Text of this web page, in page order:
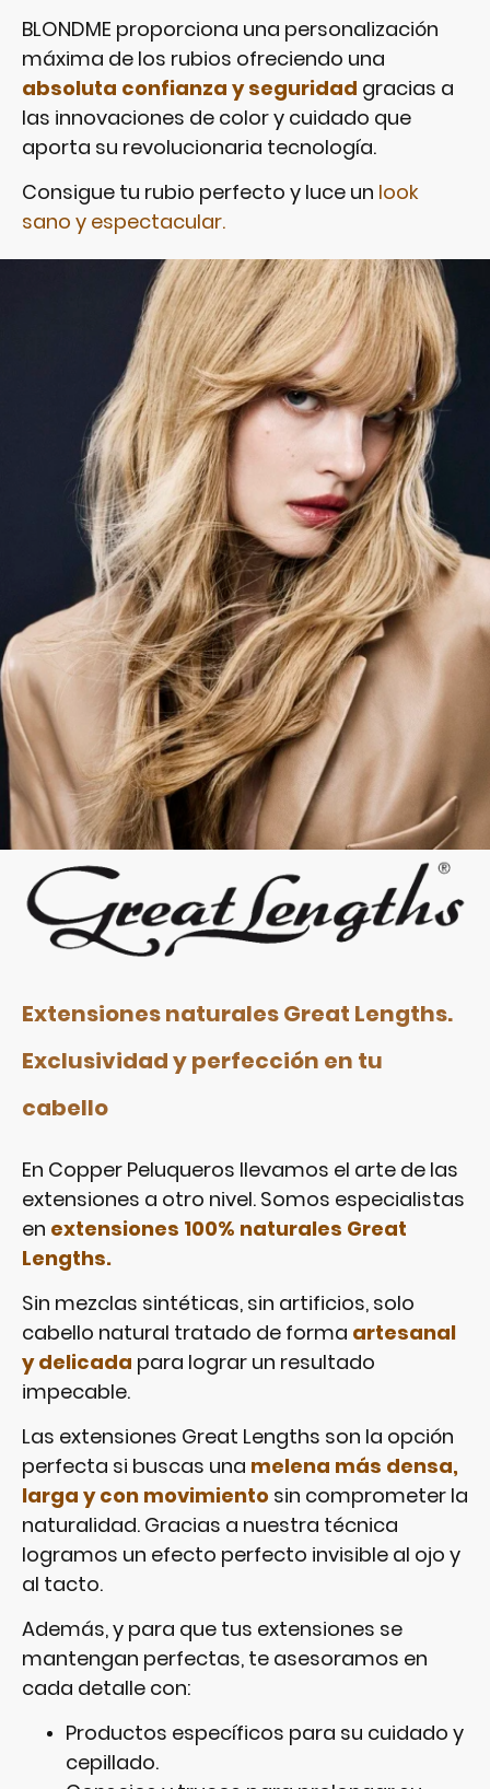
BLONDME proporciona una personalización
máxima de los rubios ofreciendo una
absoluta confianza y seguridad gracias a
las innovaciones de color y cuidado que
aporta su revolucionaria tecnología.
Consigue tu rubio perfecto y luce un look
sano y espectacular.
Extensiones naturales Great Lengths.
Exclusividad y perfección en tu
cabello
En Copper Peluqueros llevamos el arte de las
extensiones a otro nivel. Somos especialistas
en extensiones 100% naturales Great
Lengths.
Sin mezclas sintéticas, sin artificios, solo
cabello natural tratado de forma artesanal
y delicada para lograr un resultado
impecable.
Las extensiones Great Lengths son la opción
perfecta si buscas una melena más densa,
larga y con movimiento sin comprometer la
naturalidad. Gracias a nuestra técnica
logramos un efecto perfecto invisible al ojo y
al tacto.
Además, y para que tus extensiones se
mantengan perfectas, te asesoramos en
cada detalle con:
Productos específicos para su cuidado y
cepillado.